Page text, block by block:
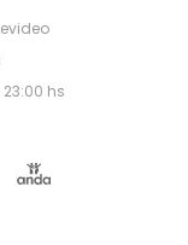
hs